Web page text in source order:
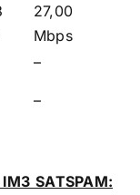
27,00
Mbps
–
–
SATSPAM: